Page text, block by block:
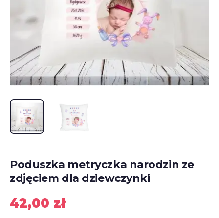
Poduszka metryczka narodzin ze
zdjęciem dla dziewczynki
42,00 zł